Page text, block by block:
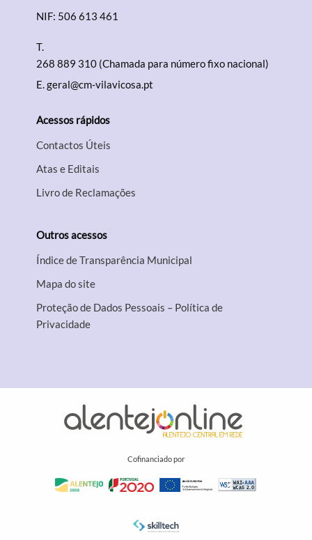
NIF: 506 613 461
T.
268 889 310 (Chamada para número fixo nacional)
E.geral@cm-vilavicosa.pt
Acessos rápidos
Contactos Úteis
Atas e Editais
Livro de Reclamações
Outros acessos
Índice de Transparência Municipal
Mapa do site
Proteção de Dados Pessoais – Política de
Privacidade
Cofinanciado por